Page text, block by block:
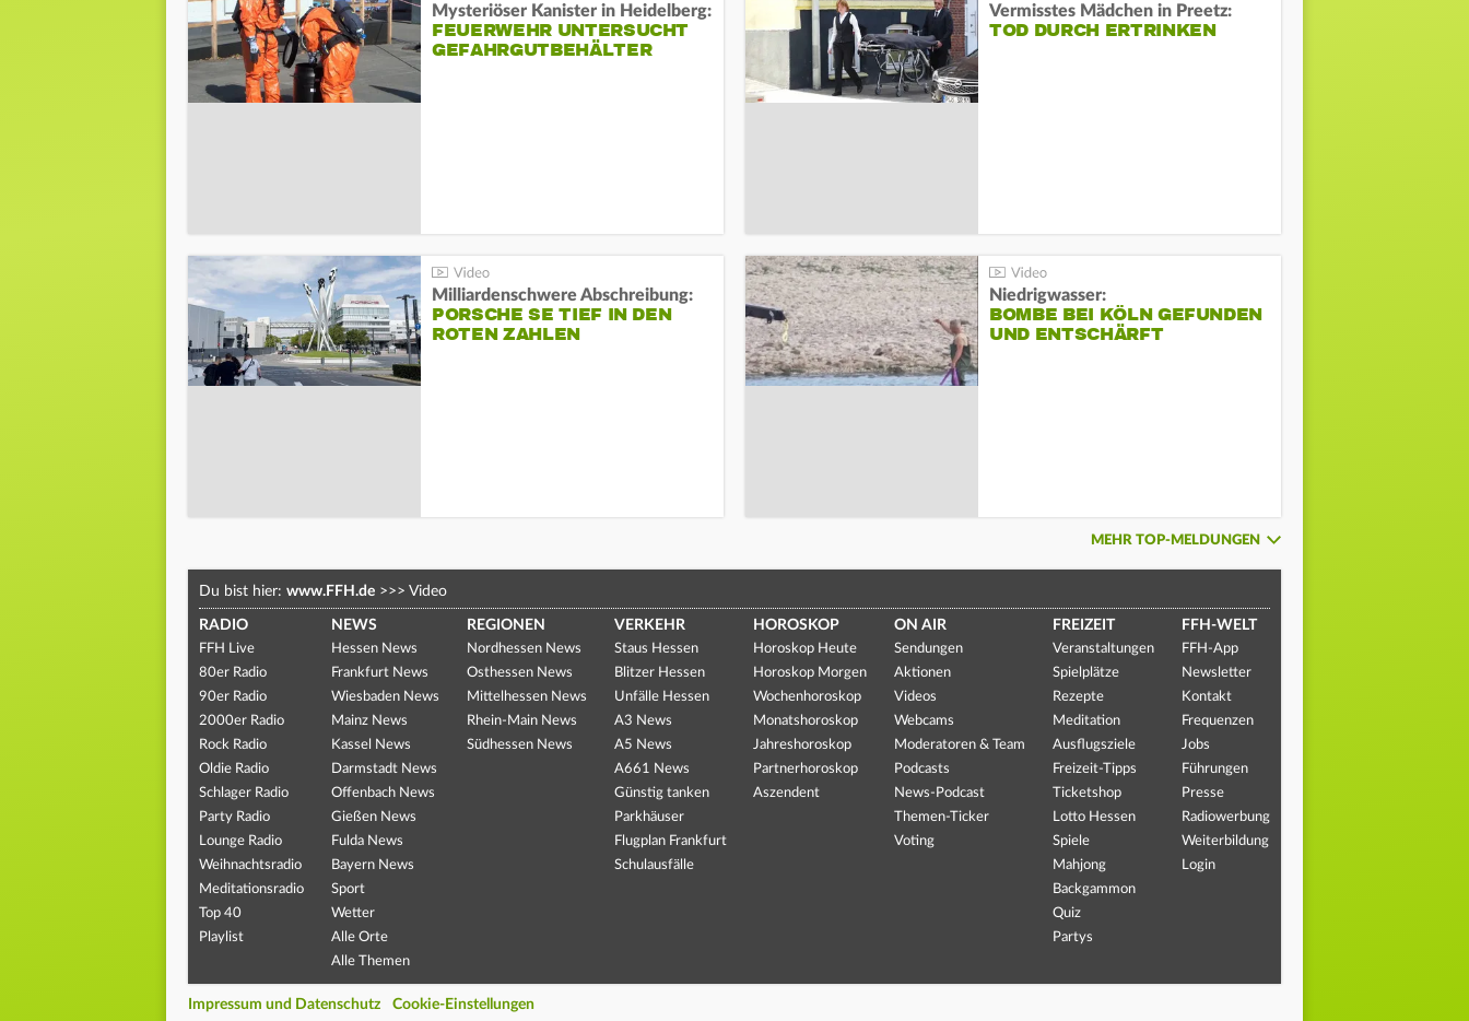
Mysteriöser Kanister in Heidelberg:
FEUERWEHR UNTERSUCHT
GEFAHRGUTBEHÄLTER
Vermisstes Mädchen in Preetz:
TOD DURCH ERTRINKEN
Milliardenschwere Abschreibung:
PORSCHE SE TIEF IN DEN
ROTEN ZAHLEN
Niedrigwasser:
BOMBE BEI KÖLN GEFUNDEN
UND ENTSCHÄRFT
MEHR TOP-MELDUNGEN
Du bist hier: www.FFH.de >>> Video
RADIO
FFH Live
80er Radio
90er Radio
2000er Radio
Rock Radio
Oldie Radio
Schlager Radio
Party Radio
Lounge Radio
Weihnachtsradio
Meditationsradio
Top 40
Playlist
NEWS
Hessen News
Frankfurt News
Wiesbaden News
Mainz News
Kassel News
Darmstadt News
Offenbach News
Gießen News
Fulda News
Bayern News
Sport
Wetter
Alle Orte
Alle Themen
REGIONEN
Nordhessen News
Osthessen News
Mittelhessen News
Rhein-Main News
Südhessen News
VERKEHR
Staus Hessen
Blitzer Hessen
Unfälle Hessen
A3 News
A5 News
A661 News
Günstig tanken
Parkhäuser
Flugplan Frankfurt
Schulausfälle
HOROSKOP
Horoskop Heute
Horoskop Morgen
Wochenhoroskop
Monatshoroskop
Jahreshoroskop
Partnerhoroskop
Aszendent
ON AIR
Sendungen
Aktionen
Videos
Webcams
Moderatoren & Team
Podcasts
News-Podcast
Themen-Ticker
Voting
FREIZEIT
Veranstaltungen
Spielplätze
Rezepte
Meditation
Ausflugsziele
Freizeit-Tipps
Ticketshop
Lotto Hessen
Spiele
Mahjong
Backgammon
Quiz
Partys
FFH-WELT
FFH-App
Newsletter
Kontakt
Frequenzen
Jobs
Führungen
Presse
Radiowerbung
Weiterbildung
Login
Impressum und Datenschutz Cookie-Einstellungen